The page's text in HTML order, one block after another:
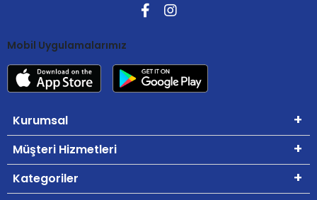
Mobil Uygulamalarımız
Kurumsal
Müşteri Hizmetleri
Kategoriler